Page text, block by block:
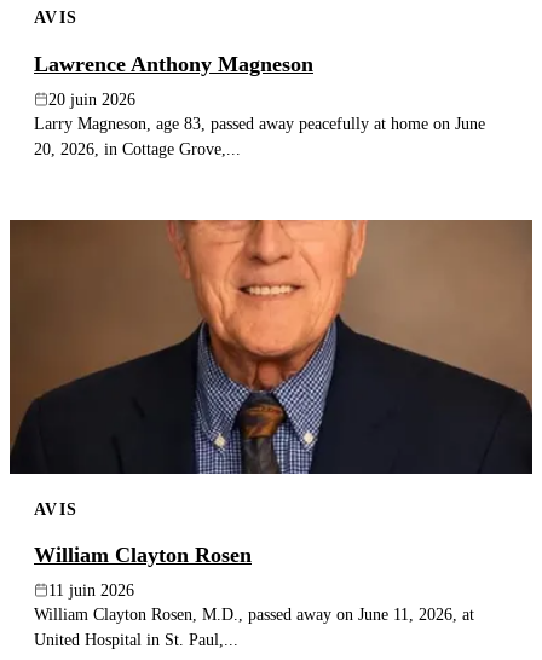
AVIS
Lawrence Anthony Magneson
20 juin 2026
Larry Magneson, age 83, passed away peacefully at home on June
20, 2026, in Cottage Grove,...
AVIS
William Clayton Rosen
11 juin 2026
William Clayton Rosen, M.D., passed away on June 11, 2026, at
United Hospital in St. Paul,...